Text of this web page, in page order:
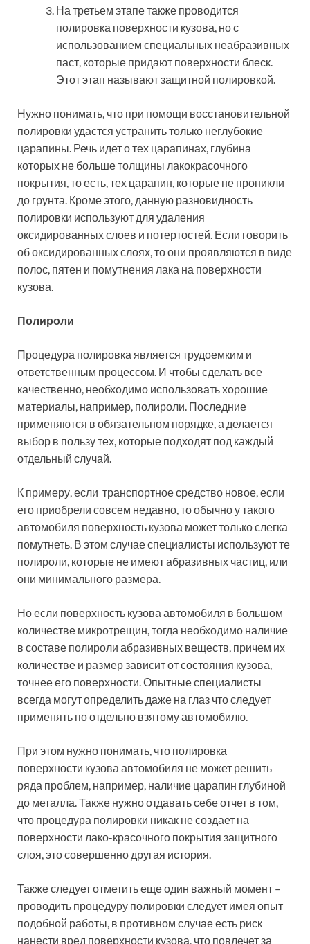
На третьем этапе также проводится
полировка поверхности кузова, но с
использованием специальных неабразивных
паст, которые придают поверхности блеск.
Этот этап называют защитной полировкой.
Нужно понимать, что при помощи восстановительной
полировки удастся устранить только неглубокие
царапины. Речь идет о тех царапинах, глубина
которых не больше толщины лакокрасочного
покрытия, то есть, тех царапин, которые не проникли
до грунта. Кроме этого, данную разновидность
полировки используют для удаления
оксидированных слоев и потертостей. Если говорить
об оксидированных слоях, то они проявляются в виде
полос, пятен и помутнения лака на поверхности
кузова.
Полироли
Процедура полировка является трудоемким и
ответственным процессом. И чтобы сделать все
качественно, необходимо использовать хорошие
материалы, например, полироли. Последние
применяются в обязательном порядке, а делается
выбор в пользу тех, которые подходят под каждый
отдельный случай.
К примеру, если транспортное средство новое, если
его приобрели совсем недавно, то обычно у такого
автомобиля поверхность кузова может только слегка
помутнеть. В этом случае специалисты используют те
полироли, которые не имеют абразивных частиц, или
они минимального размера.
Но если поверхность кузова автомобиля в большом
количестве микротрещин, тогда необходимо наличие
в составе полироли абразивных веществ, причем их
количестве и размер зависит от состояния кузова,
точнее его поверхности. Опытные специалисты
всегда могут определить даже на глаз что следует
применять по отдельно взятому автомобилю.
При этом нужно понимать, что полировка
поверхности кузова автомобиля не может решить
ряда проблем, например, наличие царапин глубиной
до металла. Также нужно отдавать себе отчет в том,
что процедура полировки никак не создает на
поверхности лако-красочного покрытия защитного
слоя, это совершенно другая история.
Также следует отметить еще один важный момент –
проводить процедуру полировки следует имея опыт
подобной работы, в противном случае есть риск
нанести вред поверхности кузова, что повлечет за